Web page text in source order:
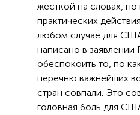
жесткой на словах,
практических
любом случае для
написано в
обеспокоить то, по
перечню важнейших
стран совпали. Это
головная боль для